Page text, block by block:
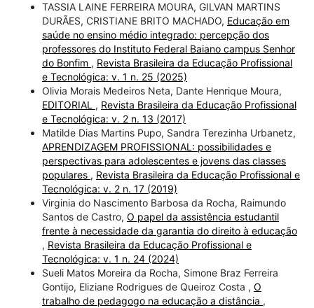
TASSIA LAINE FERREIRA MOURA, GILVAN MARTINS
DURÃES, CRISTIANE BRITO MACHADO, Educação em
saúde no ensino médio integrado: percepção dos
professores do Instituto Federal Baiano campus Senhor
do Bonfim , Revista Brasileira da Educação Profissional
e Tecnológica: v. 1 n. 25 (2025)
Olivia Morais Medeiros Neta, Dante Henrique Moura,
EDITORIAL , Revista Brasileira da Educação Profissional
e Tecnológica: v. 2 n. 13 (2017)
Matilde Dias Martins Pupo, Sandra Terezinha Urbanetz,
APRENDIZAGEM PROFISSIONAL: possibilidades e
perspectivas para adolescentes e jovens das classes
populares , Revista Brasileira da Educação Profissional e
Tecnológica: v. 2 n. 17 (2019)
Virginia do Nascimento Barbosa da Rocha, Raimundo
Santos de Castro, O papel da assistência estudantil
frente à necessidade da garantia do direito à educação
, Revista Brasileira da Educação Profissional e
Tecnológica: v. 1 n. 24 (2024)
Sueli Matos Moreira da Rocha, Simone Braz Ferreira
Gontijo, Eliziane Rodrigues de Queiroz Costa , O
trabalho de pedagogo na educação a distância ,